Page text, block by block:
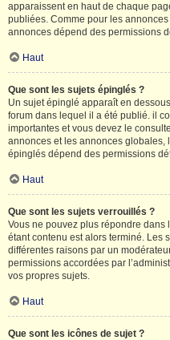
apparaissent en haut de chaque
publiées. Comme pour les
annonces dépend des permissions
Haut
Que sont les sujets épinglés ?
Un sujet épinglé apparaît en
forum dans lequel il a été publié. il
importantes et vous devez le
annonces et les annonces
épinglés dépend des permissions
Haut
Que sont les sujets verrouillés ?
Vous ne pouvez plus répondre
étant contenu est alors terminé. Les
différentes raisons par un
permissions accordées par
vos propres sujets.
Haut
Que sont les icônes de sujet ?